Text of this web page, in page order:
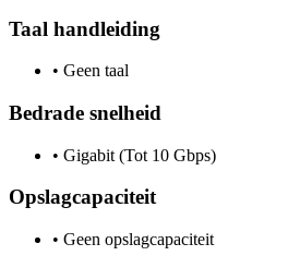
Taal handleiding
• Geen taal
Bedrade snelheid
• Gigabit (Tot 10 Gbps)
Opslagcapaciteit
• Geen opslagcapaciteit